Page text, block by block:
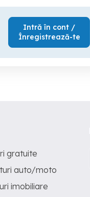
Intră în cont /
Înregistrează-te
gratuite
auto/moto
imobiliare